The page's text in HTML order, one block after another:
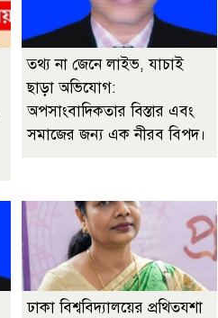
তথ্য না জেনে লাইভ, যাচাই
ছাড়া অভিযোগ:
অপসাংবাদিকতার বিস্তার এবং
সমাজের জন্য এক নীরব বিপদ।
ঢাকা বিশ্ববিদ্যালয়ের প্রথিতযশা